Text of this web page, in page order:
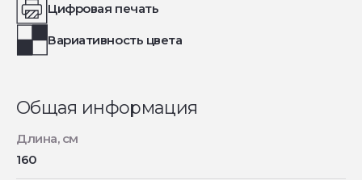
Цифровая печать
Вариативность цвета
Общая информация
Длина, см
160